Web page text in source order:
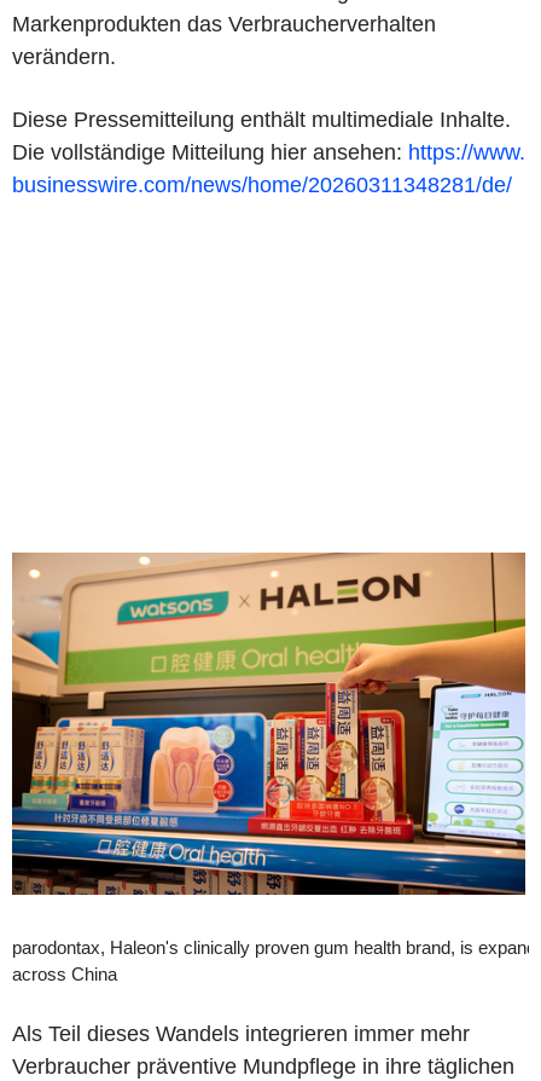
Markenprodukten das Verbraucherverhalten
verändern.
Diese Pressemitteilung enthält multimediale Inhalte.
Die vollständige Mitteilung hier ansehen: https://www.
businesswire.com/news/home/20260311348281/de/
parodontax, Haleon's clinically proven gum health brand, is
across China
Als Teil dieses Wandels integrieren immer mehr
Verbraucher präventive Mundpflege in ihre täglichen